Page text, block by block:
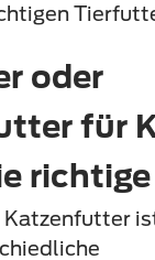
oder
für
Katzenfutter